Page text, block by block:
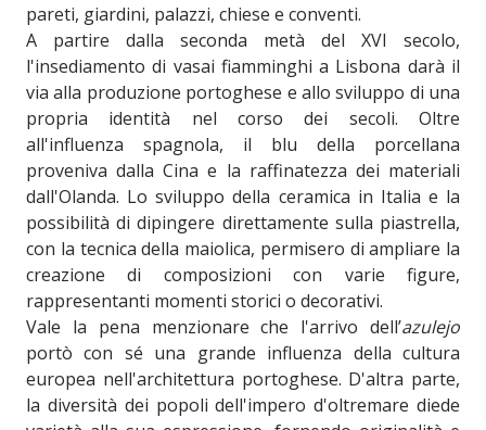
pareti, giardini, palazzi, chiese e conventi.
A partire dalla seconda metà del XVI secolo,
l'insediamento di vasai fiamminghi a Lisbona darà il
via alla produzione portoghese e allo sviluppo di una
propria identità nel corso dei secoli. Oltre
all'influenza spagnola, il blu della porcellana
proveniva dalla Cina e la raffinatezza dei materiali
dall'Olanda. Lo sviluppo della ceramica in Italia e la
possibilità di dipingere direttamente sulla piastrella,
con la tecnica della maiolica, permisero di ampliare la
creazione di composizioni con varie figure,
rappresentanti momenti storici o decorativi.
Vale la pena menzionare che l'arrivo dell’azulejo
portò con sé una grande influenza della cultura
europea nell'architettura portoghese. D'altra parte,
la diversità dei popoli dell'impero d'oltremare diede